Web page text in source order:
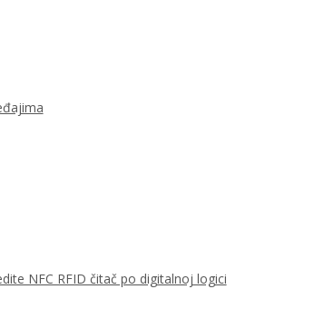
NFC RFID čitač po digitalnoj logici